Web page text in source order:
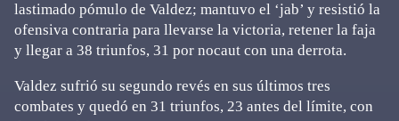
lastimado pómulo de Valdez; mantuvo el ‘jab’ y resistió la
ofensiva contraria para llevarse la victoria, retener la faja
y llegar a 38 triunfos, 31 por nocaut con una derrota.
Valdez sufrió su segundo revés en sus últimos tres
combates y quedó en 31 triunfos, 23 antes del límite, con